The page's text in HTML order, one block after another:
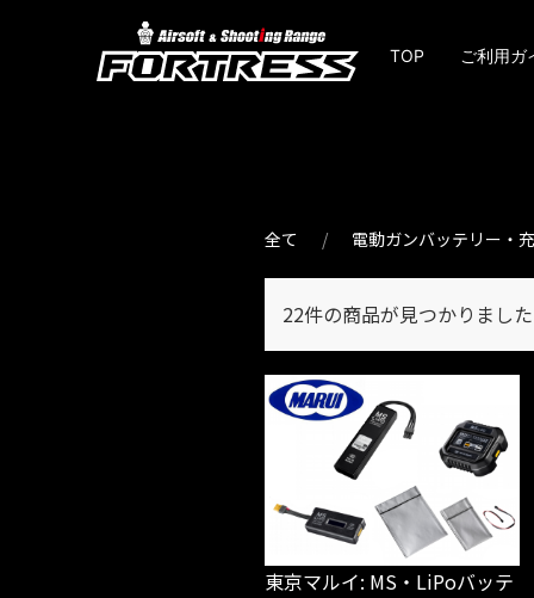
TOP ご利用ガ
全て 電動ガンバッテリー・
22件の商品が見つかりました
東京マルイ: MS・LiPoバッテ